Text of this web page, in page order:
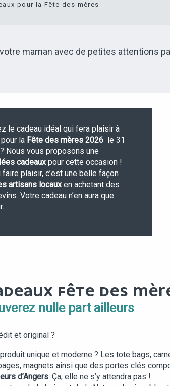
pour la Fête des mères
votre maman avec de petites attentions
le cadeau idéal qui fera plaisir à
la Fête des mères 2026 le 31
Nous vous proposons une
cadeauxpour cette occasion !
faire plaisir, c’est une belle façon
artisans locauxen achetant des
Votre cadeau n’en aura que
FÊTE DES
nulle part ailleurs
et original ?
unique et moderne ? Les tote bags,
magnets ainsi que des portes clés
d’Angers. Ça, elle ne s’y attendra pas !